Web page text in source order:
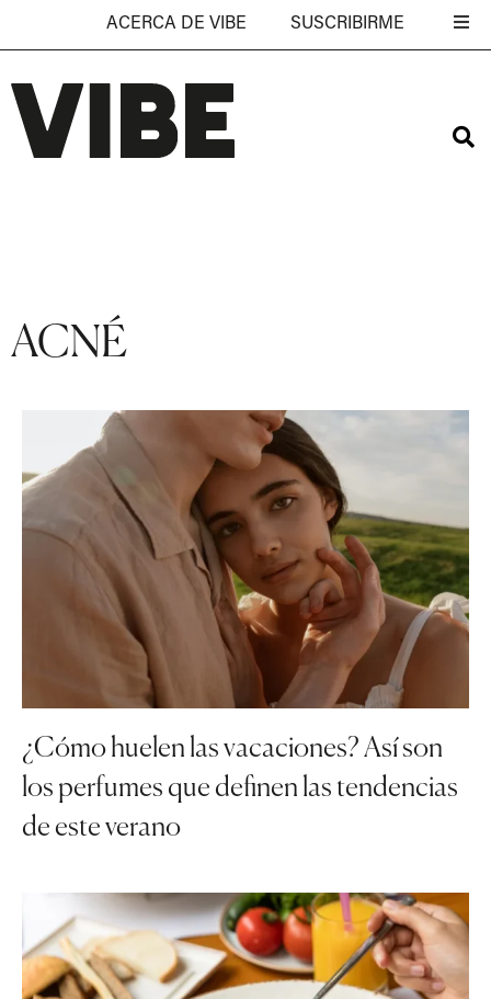
ACERCA DE VIBE SUSCRIBIRME
ACNÉ
¿Cómo huelen las vacaciones? Así son
los perfumes que definen las tendencias
de este verano